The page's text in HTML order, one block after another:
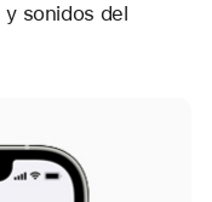
sonidos del